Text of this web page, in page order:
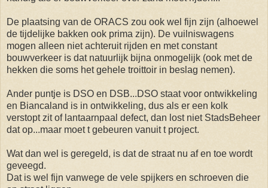
De plaatsing van de ORACS zou ook wel fijn zijn (alhoewel
de tijdelijke bakken ook prima zijn). De vuilniswagens
mogen alleen niet achteruit rijden en met constant
bouwverkeer is dat natuurlijk bijna onmogelijk (ook met de
hekken die soms het gehele troittoir in beslag nemen).
Ander puntje is DSO en DSB...DSO staat voor ontwikkeling
en Biancaland is in ontwikkeling, dus als er een kolk
verstopt zit of lantaarnpaal defect, dan lost niet StadsBeheer
dat op...maar moet t gebeuren vanuit t project.
Wat dan wel is geregeld, is dat de straat nu af en toe wordt
geveegd.
Dat is wel fijn vanwege de vele spijkers en schroeven die